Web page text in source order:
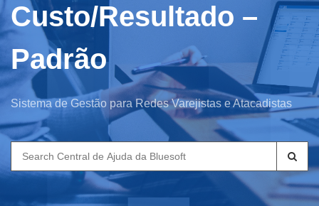
Custo/Resultado –
Padrão
Sistema de Gestão para Redes Varejistas e Atacadistas
Search
for: